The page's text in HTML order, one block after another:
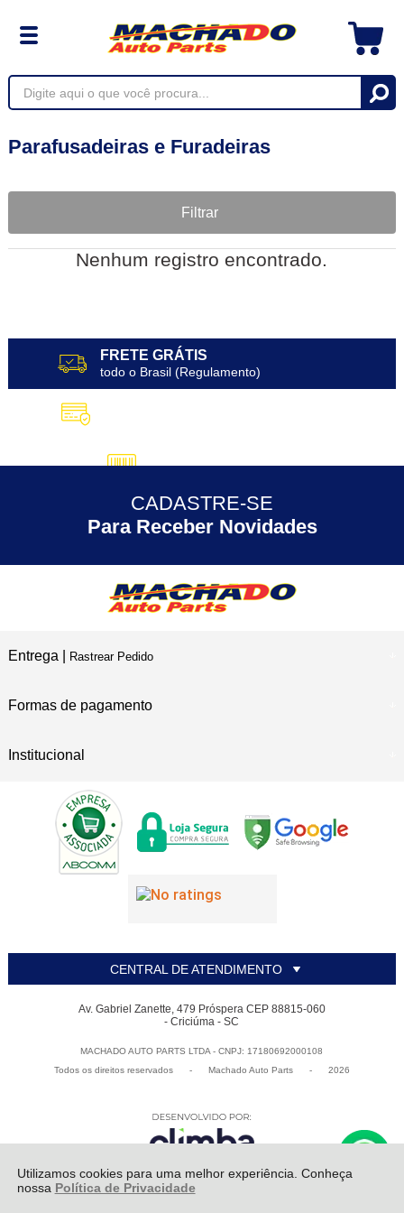
Utilizamos cookies para uma melhor experiência. Conheça
nossa Política de Privacidade
Parafusadeiras e Furadeiras
Filtrar
Nenhum registro encontrado.
FRETE GRÁTIS
todo o Brasil (Regulamento)
5% DESCONTO no Pix
30 ANOS
CADASTRE-SE
Para Receber Novidades
Entrega | Rastrear Pedido
Formas de pagamento
Institucional
CENTRAL DE ATENDIMENTO
Av. Gabriel Zanette, 479 Próspera CEP 88815-060
- Criciúma - SC
MACHADO AUTO PARTS LTDA - CNPJ: 17180692000108
Todos os direitos reservados
- Machado Auto Parts - 2026